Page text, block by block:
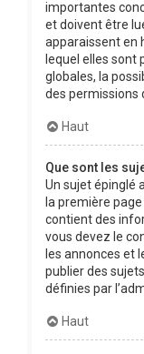
importantes
et doivent être
apparaissent en
lequel elles sont
globales, la
des permissions
Haut
Que sont les
Un sujet épinglé
la première
contient des
vous devez le
les annonces et
publier des
définies par
Haut